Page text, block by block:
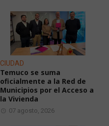
CIUDAD
Temuco se suma
oficialmente a la Red de
Municipios por el Acceso a
la Vivienda
07 agosto, 2026